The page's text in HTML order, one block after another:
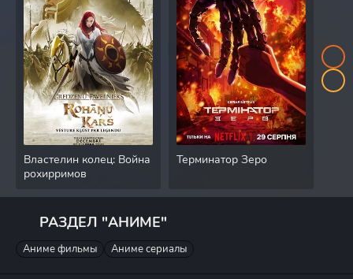
Властелин колец: Война
рохирримов
Терминатор Зеро
РАЗДЕЛ "АНИМЕ"
Аниме фильмы Аниме сериалы